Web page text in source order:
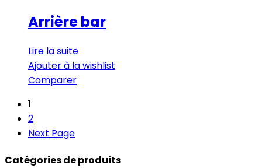
Arrière bar
Lire la suite
Ajouter à la wishlist
Comparer
1
2
Next Page
Catégories de produits